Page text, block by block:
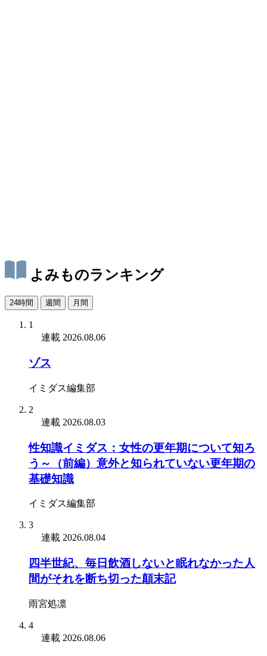
よみものランキング
24時間 週間 月間
1
連載 2026.08.06
ゾス
イミダス編集部
2
連載 2026.08.03
性知識イミダス：女性の更年期について知ろ
う～（前編）意外と知られていない更年期の
基礎知識
イミダス編集部
3
連載 2026.08.04
四半世紀、毎日飲酒しないと眠れなかった人
間がそれを断ち切った顛末記
雨宮処凛
4
連載 2026.08.06